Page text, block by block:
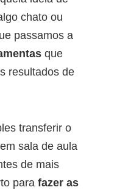
chato ou
passamos a
que
resultados de
transferir o
sala de aula
de mais
para fazer as